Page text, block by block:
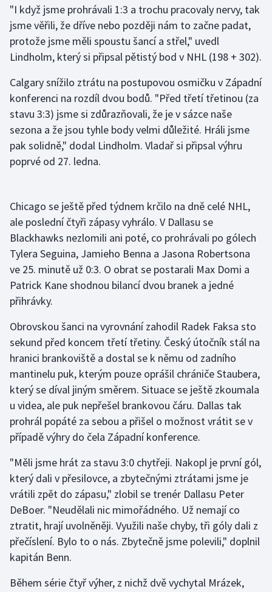
Moderní pětiboj
Motorsport
Olympijské hry
Parasport
Plážový volejbal
Rychlobruslení
Rychlostní kanoistika
Short track
Sportovní střelba
Stolní tenis
Triatlon
Veslování
Vodní slalom
Volejbal
Ostatní
"I když jsme prohrávali 1:3 a trochu pracovaly nervy, tak
jsme věřili, že dříve nebo později nám to začne padat,
protože jsme měli spoustu šancí a střel," uvedl
Lindholm, který si připsal pětistý bod v NHL (198 + 302).
Calgary snížilo ztrátu na postupovou osmičku v Západní
konferenci na rozdíl dvou bodů. "Před třetí třetinou (za
stavu 3:3) jsme si zdůrazňovali, že je v sázce naše
sezona a že jsou tyhle body velmi důležité. Hráli jsme
pak solidně," dodal Lindholm. Vladař si připsal výhru
poprvé od 27. ledna.
Chicago se ještě před týdnem krčilo na dně celé NHL,
ale poslední čtyři zápasy vyhrálo. V Dallasu se
Blackhawks nezlomili ani poté, co prohrávali po gólech
Tylera Seguina, Jamieho Benna a Jasona Robertsona
ve 25. minutě už 0:3. O obrat se postarali Max Domi a
Patrick Kane shodnou bilancí dvou branek a jedné
přihrávky.
Obrovskou šanci na vyrovnání zahodil Radek Faksa sto
sekund před koncem třetí třetiny. Český útočník stál na
hranici brankoviště a dostal se k němu od zadního
mantinelu puk, kterým pouze oprášil chrániče Staubera,
který se díval jiným směrem. Situace se ještě zkoumala
u videa, ale puk nepřešel brankovou čáru. Dallas tak
prohrál popáté za sebou a přišel o možnost vrátit se v
případě výhry do čela Západní konference.
"Měli jsme hrát za stavu 3:0 chytřeji. Nakopl je první gól,
který dali v přesilovce, a zbytečnými ztrátami jsme je
vrátili zpět do zápasu," zlobil se trenér Dallasu Peter
DeBoer. "Neudělali nic mimořádného. Už nemají co
ztratit, hrají uvolněněji. Využili naše chyby, tři góly dali z
přečíslení. Bylo to o nás. Zbytečně jsme polevili," doplnil
kapitán Benn.
Během série čtyř výher, z nichž dvě vychytal Mrázek,